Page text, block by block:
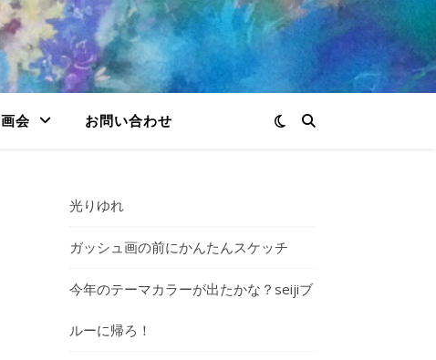
会 お問い合わせ
光りゆれ
ガッシュ画の前にかんたんスケッチ
今年のテーマカラーが出たかな？seijiブ
ルーに帰ろ！